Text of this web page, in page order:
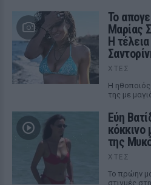
Το
Μαρίας
Η
ΧΤΕΣ
Η
της με
Εύη
κόκκινο
της
ΧΤΕΣ
Το πρώην
στιγμές